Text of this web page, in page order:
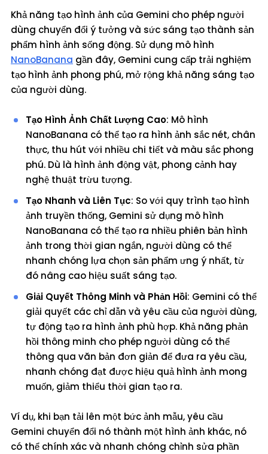
Khả năng tạo hình ảnh của Gemini cho phép người
dùng chuyển đổi ý tưởng và sức sáng tạo thành sản
phẩm hình ảnh sống động. Sử dụng mô hình
NanoBanana gần đây, Gemini cung cấp trải nghiệm
tạo hình ảnh phong phú, mở rộng khả năng sáng tạo
của người dùng.
Tạo Hình Ảnh Chất Lượng Cao: Mô hình
NanoBanana có thể tạo ra hình ảnh sắc nét, chân
thực, thu hút với nhiều chi tiết và màu sắc phong
phú. Dù là hình ảnh động vật, phong cảnh hay
nghệ thuật trừu tượng.
Tạo Nhanh và Liên Tục: So với quy trình tạo hình
ảnh truyền thống, Gemini sử dụng mô hình
NanoBanana có thể tạo ra nhiều phiên bản hình
ảnh trong thời gian ngắn, người dùng có thể
nhanh chóng lựa chọn sản phẩm ưng ý nhất, từ
đó nâng cao hiệu suất sáng tạo.
Giải Quyết Thông Minh và Phản Hồi: Gemini có thể
giải quyết các chỉ dẫn và yêu cầu của người dùng,
tự động tạo ra hình ảnh phù hợp. Khả năng phản
hồi thông minh cho phép người dùng có thể
thông qua văn bản đơn giản để đưa ra yêu cầu,
nhanh chóng đạt được hiệu quả hình ảnh mong
muốn, giảm thiểu thời gian tạo ra.
Ví dụ, khi bạn tải lên một bức ảnh mẫu, yêu cầu
Gemini chuyển đổi nó thành một hình ảnh khác, nó
có thể chính xác và nhanh chóng chỉnh sửa phần